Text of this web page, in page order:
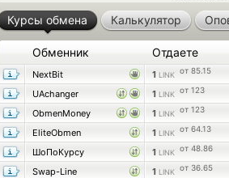
Курсы обмена Калькулятор
Обменник Отдаете
NextBit 1 LINK от 85.15
UAchanger
1 LINK от 123
ObmenMoney
1 LINK от 123
EliteObmen
1 LINK от 64.13
ШоПоКурсу
1 LINK от 48.86
Swap-Line
1 LINK от 36.65